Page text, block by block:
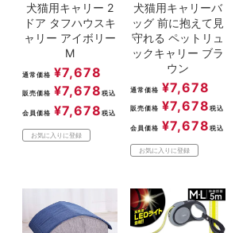
犬猫用キャリー 2
ドア タフハウスキ
ャリー アイボリー
M
通常価格 ¥7,678
販売価格 ¥7,678 税込
会員価格 ¥7,678 税込
お気に入りに登録
犬猫用キャリーバ
ッグ 前に抱えて見
守れる ペットリュ
ックキャリー ブラ
ウン
通常価格 ¥7,678
販売価格 ¥7,678 税込
会員価格 ¥7,678 税込
お気に入りに登録